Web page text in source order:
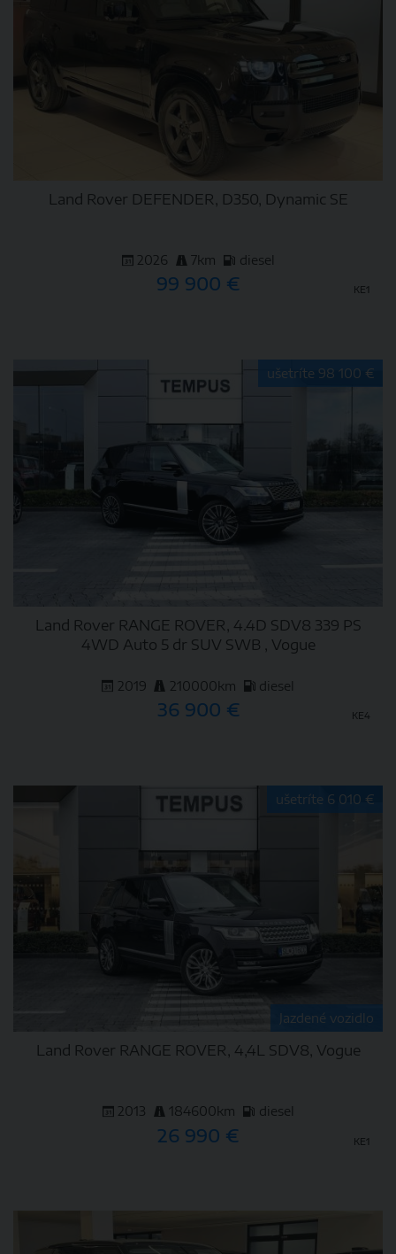
Land Rover DEFENDER, D350, Dynamic SE
2026 7km diesel
99 900 € KE1
ušetríte 98 100 €
Land Rover RANGE ROVER, 4.4D SDV8 339 PS
4WD Auto 5 dr SUV SWB , Vogue
2019 210000km diesel
36 900 € KE4
DETAIL
Jazdené vozidlo
ušetríte 6 010 €
Land Rover RANGE ROVER, 4,4L SDV8, Vogue
2013 184600km diesel
26 990 € KE1